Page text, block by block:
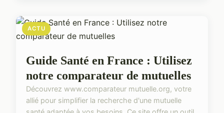
ACTU
Guide Santé en France : Utilisez
notre comparateur de mutuelles
Découvrez www.comparateur mutuelle.org, votre
allié pour simplifier la recherche d'une mutuelle